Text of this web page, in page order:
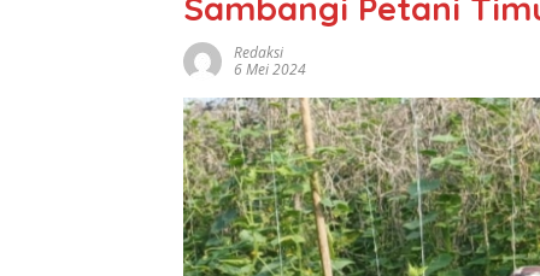
Redaksi
6 Mei 2024